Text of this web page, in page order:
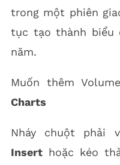
trong một phiên
tục tạo thành biểu
năm.
Muốn thêm
Charts
Nháy chuột phải
Insert hoặc kéo